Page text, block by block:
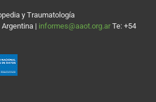
y Traumatología
| informes@aaot.org.ar Te: +54